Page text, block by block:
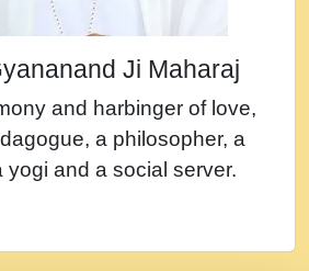
गद फर, पयर महन न रझद फर! shri
लडडल... अपन खट करम क !!!! मह दद
सवर तर बगर Shri ravinandan
Ji Maharaj
and harbinger of love,
a philosopher, a
yogi and a social server.